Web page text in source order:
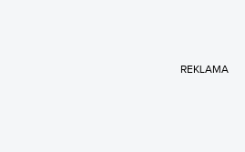
REKLAMA